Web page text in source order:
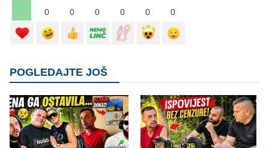
0 0 0 0 0 0
POGLEDAJTE JOŠ